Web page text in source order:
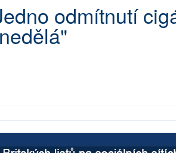
odmítnutí